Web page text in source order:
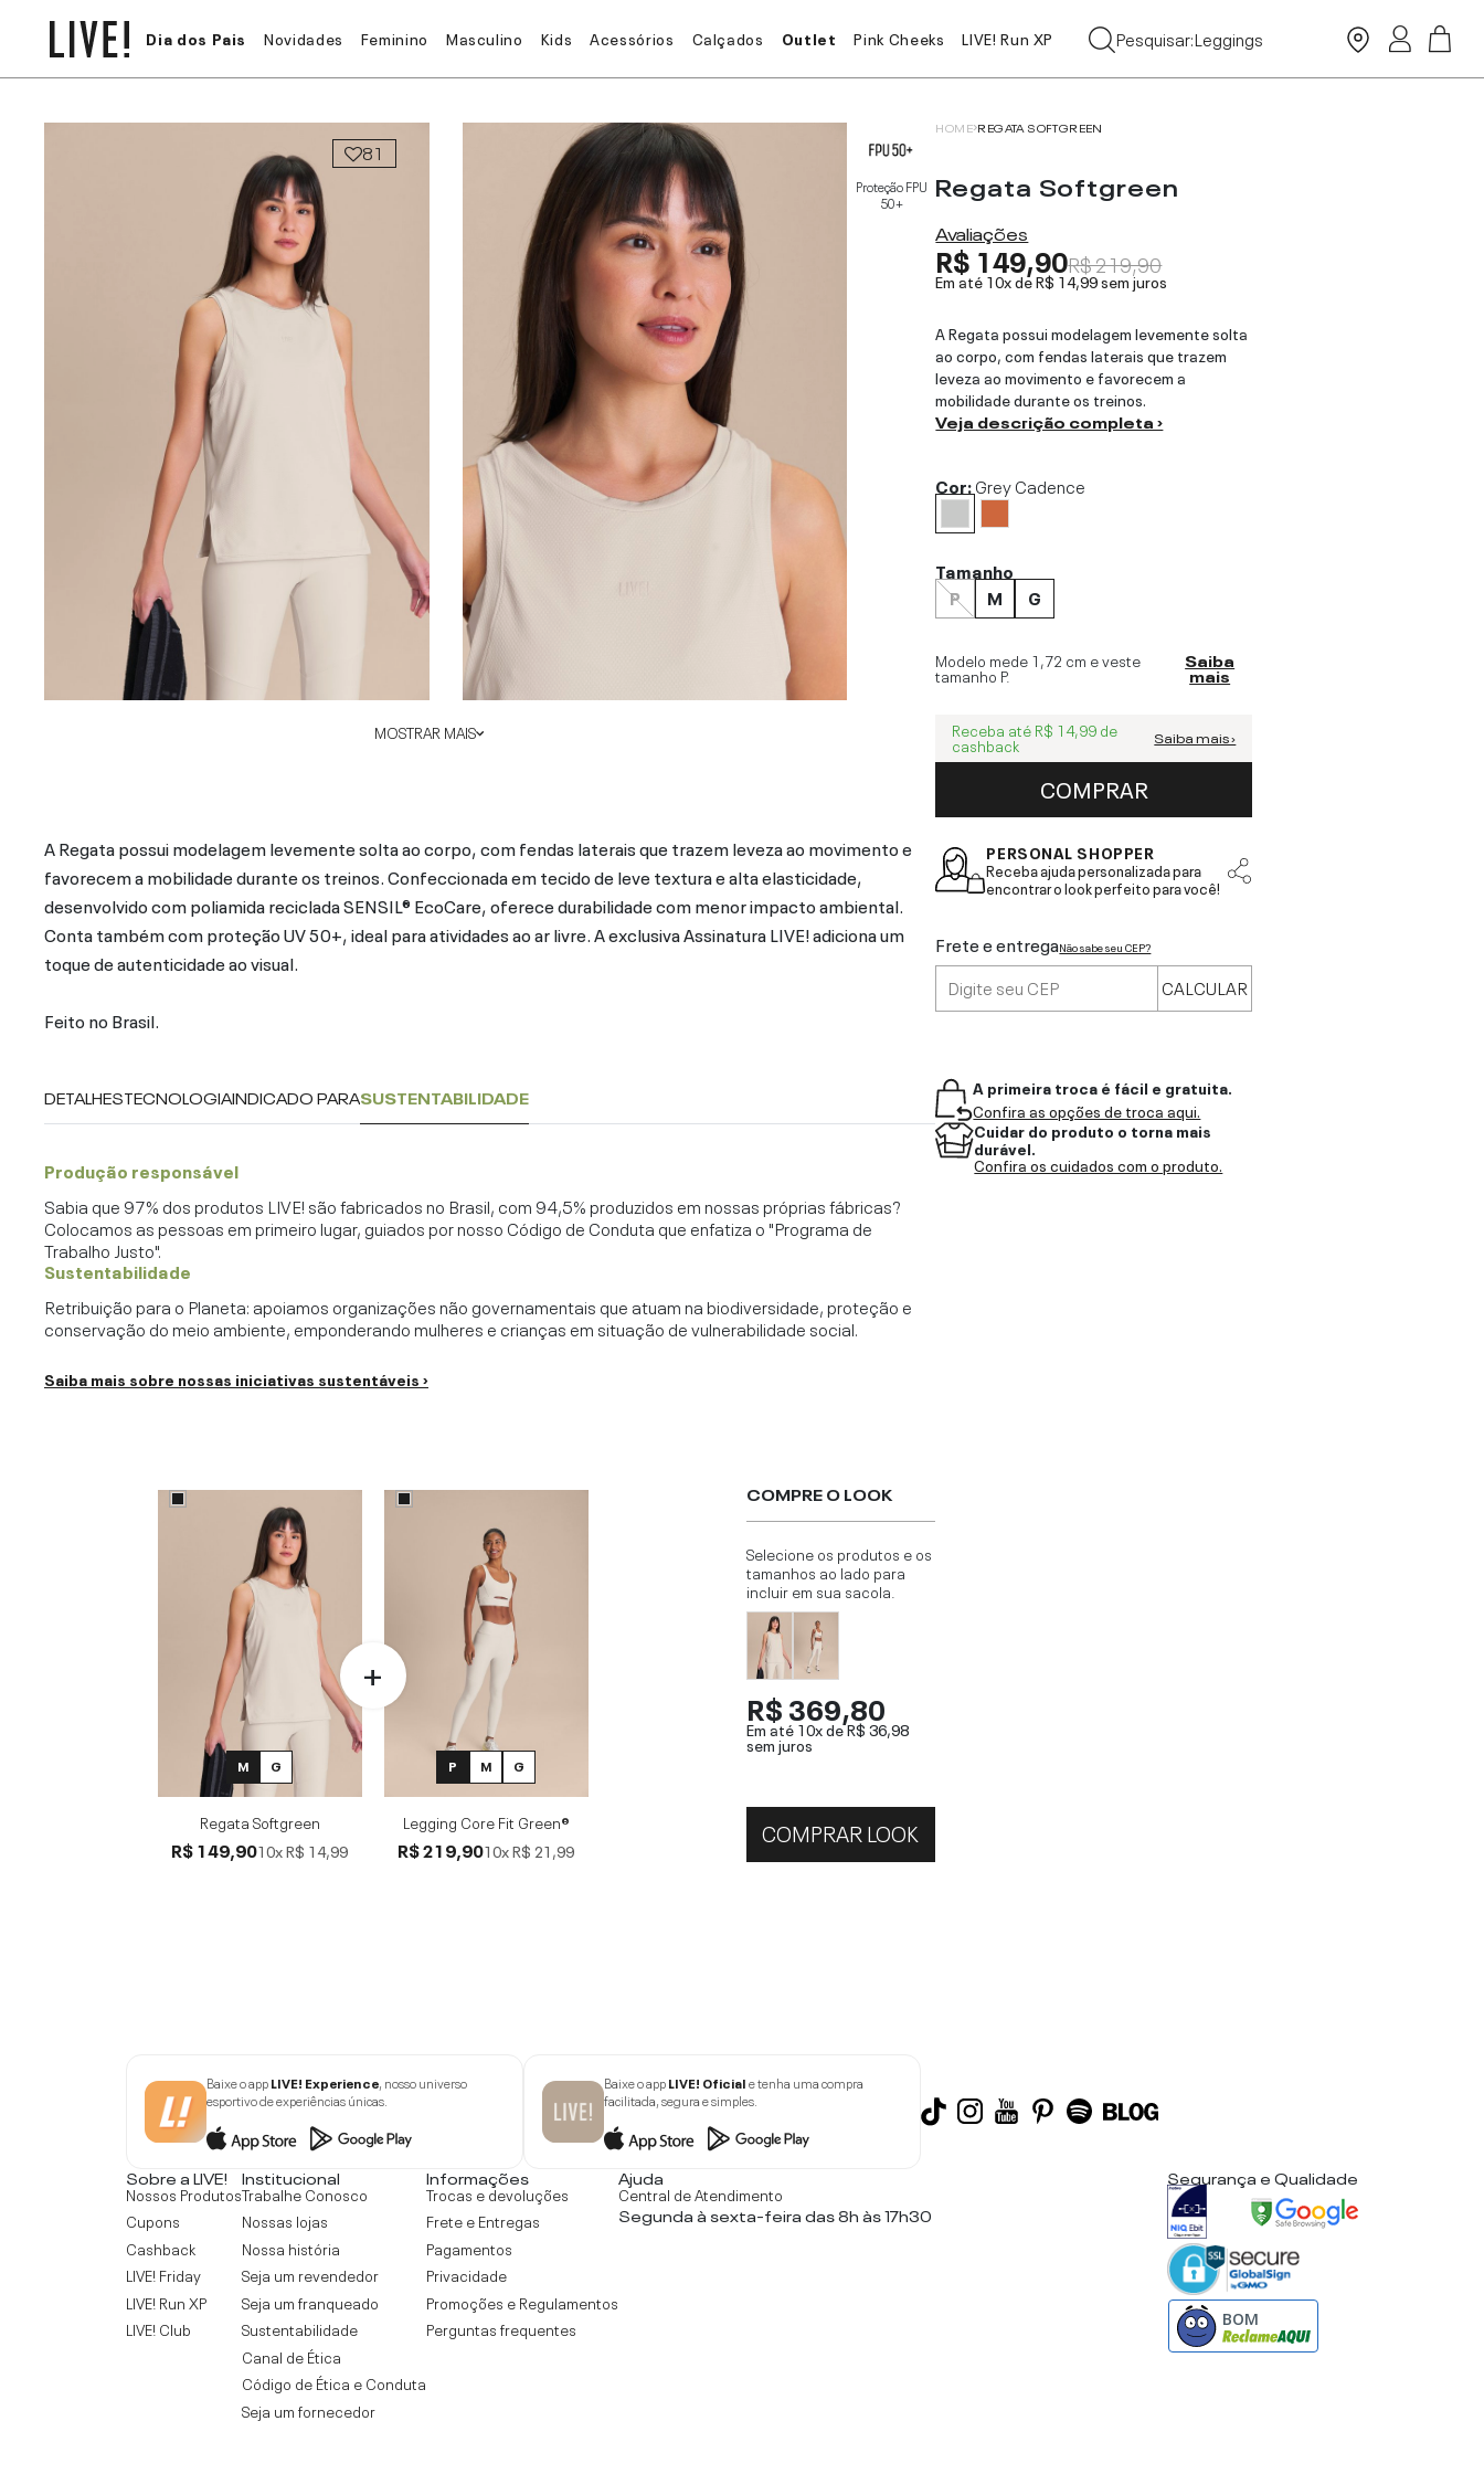
Dia dos Pais Novidades Feminino Masculino Kids Acessórios Calçados Outlet Pink Cheeks LIVE! Run XP
Pesquisar:Leggings
81
MOSTRAR MAIS
Proteção FPU
50+
A Regata possui modelagem levemente solta ao corpo, com fendas laterais que trazem leveza ao movimento e
favorecem a mobilidade durante os treinos. Confeccionada em tecido de leve textura e alta elasticidade,
desenvolvido com poliamida reciclada SENSIL® EcoCare, oferece durabilidade com menor impacto ambiental.
Conta também com proteção UV 50+, ideal para atividades ao ar livre. A exclusiva Assinatura LIVE! adiciona um
toque de autenticidade ao visual.
Feito no Brasil.
DETALHESTECNOLOGIAINDICADO PARASUSTENTABILIDADE
Produção responsável
Sabia que 97% dos produtos LIVE! são fabricados no Brasil, com 94,5% produzidos em nossas próprias fábricas?
Colocamos as pessoas em primeiro lugar, guiados por nosso Código de Conduta que enfatiza o "Programa de
Trabalho Justo".
Sustentabilidade
Retribuição para o Planeta: apoiamos organizações não governamentais que atuam na biodiversidade, proteção e
conservação do meio ambiente, emponderando mulheres e crianças em situação de vulnerabilidade social.
Saiba mais sobre nossas iniciativas sustentáveis ›
M G
Regata Softgreen
R$ 149,9010xR$ 14,99
P M G
Legging Core Fit Green®
R$ 219,9010xR$ 21,99
COMPRE O LOOK
Selecione os produtos e os
tamanhos ao lado para
incluir em sua sacola.
R$ 369,80
Em até 10x deR$ 36,98
sem juros
COMPRAR LOOK
HOME REGATA SOFTGREEN
Regata Softgreen
Avaliações
R$ 149,90R$ 219,90
Em até 10x deR$ 14,99sem juros
A Regata possui modelagem levemente solta
ao corpo, com fendas laterais que trazem
leveza ao movimento e favorecem a
mobilidade durante os treinos.
Veja descrição completa ›
Cor:Grey Cadence
Tamanho
P
M G
Modelo mede 1,72 cm e veste
tamanho P.
Saiba
mais
Receba até R$ 14,99 de
cashback Saiba mais ›
COMPRAR
PERSONAL SHOPPER
Receba ajuda personalizada para
encontrar o look perfeito para você!
Frete e entregaNão sabe seu CEP?
CALCULAR
A primeira troca é fácil e gratuita.
Confira as opções de troca aqui.
Cuidar do produto o torna mais
durável.
Confira os cuidados com o produto.
Baixe o appLIVE! Experience, nosso universo
esportivo de experiências únicas.
Baixe o appLIVE! Oficiale tenha uma compra
facilitada, segura e simples.
Sobre a LIVE!
Nossos Produtos
Cupons
Cashback
LIVE! Friday
LIVE! Run XP
LIVE! Club
Institucional
Trabalhe Conosco
Nossas lojas
Nossa história
Seja um revendedor
Seja um franqueado
Sustentabilidade
Canal de Ética
Código de Ética e Conduta
Seja um fornecedor
Informações
Trocas e devoluções
Frete e Entregas
Pagamentos
Privacidade
Promoções e Regulamentos
Perguntas frequentes
Ajuda
Central de Atendimento
Segunda à sexta-feira das 8h às 17h30
Segurança e Qualidade
BOM